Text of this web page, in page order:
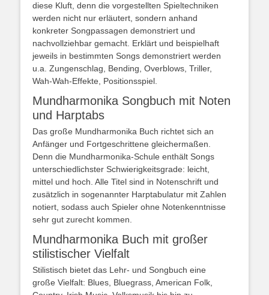
diese Kluft, denn die vorgestellten Spieltechniken
werden nicht nur erläutert, sondern anhand
konkreter Songpassagen demonstriert und
nachvollziehbar gemacht. Erklärt und beispielhaft
jeweils in bestimmten Songs demonstriert werden
u.a. Zungenschlag, Bending, Overblows, Triller,
Wah-Wah-Effekte, Positionsspiel.
Mundharmonika Songbuch mit Noten
und Harptabs
Das große Mundharmonika Buch richtet sich an
Anfänger und Fortgeschrittene gleichermaßen.
Denn die Mundharmonika-Schule enthält Songs
unterschiedlichster Schwierigkeitsgrade: leicht,
mittel und hoch. Alle Titel sind in Notenschrift und
zusätzlich in sogenannter Harptabulatur mit Zahlen
notiert, sodass auch Spieler ohne Notenkenntnisse
sehr gut zurecht kommen.
Mundharmonika Buch mit großer
stilistischer Vielfalt
Stilistisch bietet das Lehr- und Songbuch eine
große Vielfalt: Blues, Bluegrass, American Folk,